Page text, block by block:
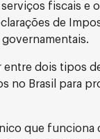
fiscais e
de
governamentais.
entre dois tipos
no Brasil para
que funciona